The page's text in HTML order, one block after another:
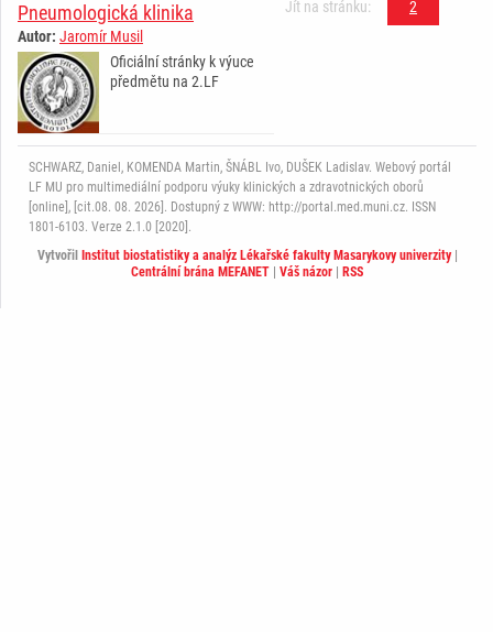
Pneumologická klinika
Autor: Jaromír Musil
Oficiální stránky k výuce
předmětu na 2.LF
Jít na stránku: 2
SCHWARZ, Daniel, KOMENDA Martin, ŠNÁBL Ivo, DUŠEK Ladislav. Webový portál
LF MU pro multimediální podporu výuky klinických a zdravotnických oborů
[online], [cit.08. 08. 2026]. Dostupný z WWW: http://portal.med.muni.cz. ISSN
1801-6103. Verze 2.1.0 [2020].
Vytvořil Institut biostatistiky a analýz Lékařské fakulty Masarykovy univerzity|
Centrální brána MEFANET | Váš názor | RSS